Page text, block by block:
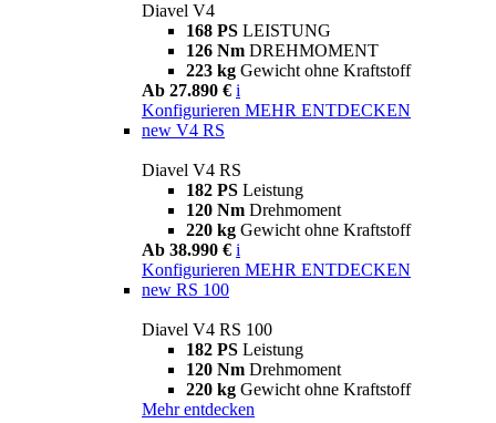
Diavel V4
168 PS LEISTUNG
126 Nm DREHMOMENT
223 kg Gewicht ohne Kraftstoff
Ab 27.890 € i
Konfigurieren MEHR ENTDECKEN
new V4 RS
Diavel V4 RS
182 PS Leistung
120 Nm Drehmoment
220 kg Gewicht ohne Kraftstoff
Ab 38.990 € i
Konfigurieren MEHR ENTDECKEN
new RS 100
Diavel V4 RS 100
182 PS Leistung
120 Nm Drehmoment
220 kg Gewicht ohne Kraftstoff
Mehr entdecken